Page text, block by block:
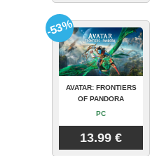
AVATAR: FRONTIERS
OF PANDORA
PC
13.99 €
-53%